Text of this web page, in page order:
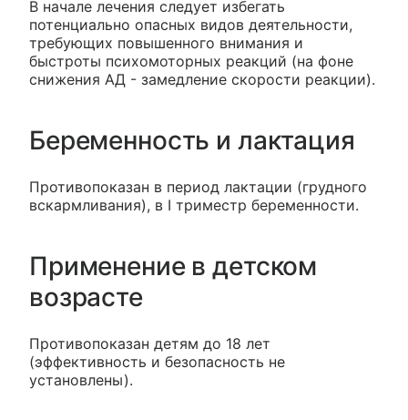
В начале лечения следует избегать
потенциально опасных видов деятельности,
требующих повышенного внимания и
быстроты психомоторных реакций (на фоне
снижения АД - замедление скорости реакции).
Беременность и лактация
Противопоказан в период лактации (грудного
вскармливания), в I триместр беременности.
Применение в детском
возрасте
Противопоказан детям до 18 лет
(эффективность и безопасность не
установлены).